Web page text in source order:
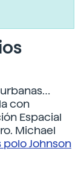
con
Espacial
Michael
Johnson